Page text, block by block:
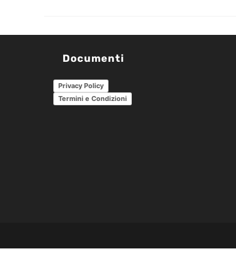
Documenti
Privacy Policy
Termini e Condizioni